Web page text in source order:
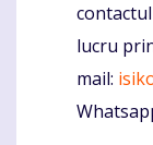
lucru
mail: